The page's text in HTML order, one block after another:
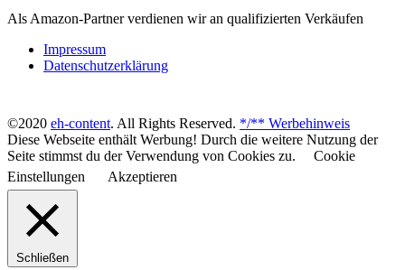
Als Amazon-Partner verdienen wir an qualifizierten Verkäufen
Impressum
Datenschutzerklärung
©2020 eh-content. All Rights Reserved. */** Werbehinweis
Diese Webseite enthält Werbung! Durch die weitere Nutzung der
Seite stimmst du der Verwendung von Cookies zu.
Cookie
Einstellungen
Akzeptieren
Schließen